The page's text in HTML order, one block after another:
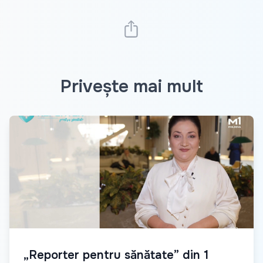
Privește mai mult
„Reporter pentru sănătate” din 1